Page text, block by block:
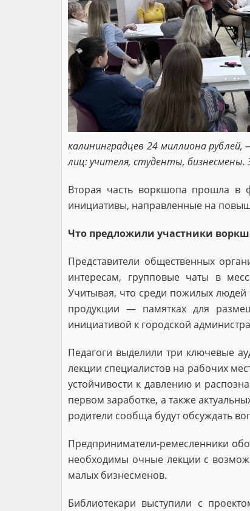
калининградцев 24 миллиона
лиц: учителя, студенты,
Вторая часть воркшопа прошла в
инициативы, направленные на
Что предложили участники
Представители общественных
интересам, групповые чаты в
Учитывая, что среди пожилых
продукции — памятках для
инициативой к городской
Педагоги выделили три ключевые
лекции специалистов на рабочих
устойчивости к давлению и
первом заработке, а также
родители сообща будут обсуждать
Предприниматели-ремесленники
необходимы очные лекции с
малых бизнесменов.
Библиотекари выступили с